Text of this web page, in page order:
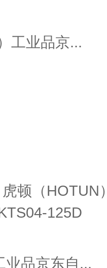
工业品京...
虎顿（HOTUN
125D
业品京东自...